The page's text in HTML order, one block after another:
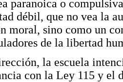
paranoica o
débil, que no vea la
moral, sino como un
de la libertad
la escuela
con la Ley 115 y el